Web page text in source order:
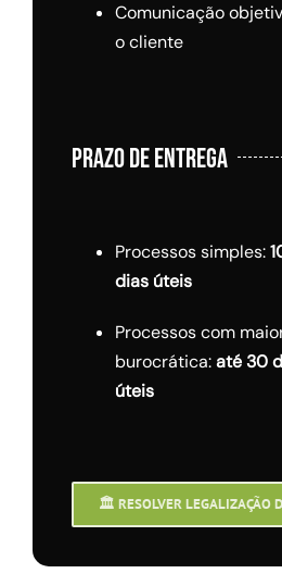
Comunicação
o cliente
PRAZO DE ENTREGA
Processos simples:
dias úteis
Processos com
burocrática:até 30
úteis
🏛️ RESOLVER LEGALIZAÇÃO